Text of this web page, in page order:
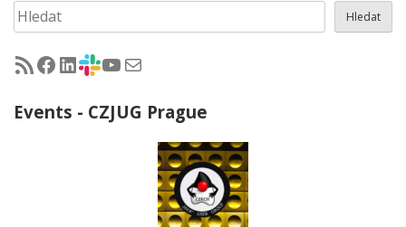
Hledat Hledat
RSS - články na jug.cz
Facebook skupina Czech Java User Group
LinkedIn skupina Czech Java User Group
CZJUG Slack fórum
CZJUG YouTube kanálCZJUG email
Events - CZJUG Prague